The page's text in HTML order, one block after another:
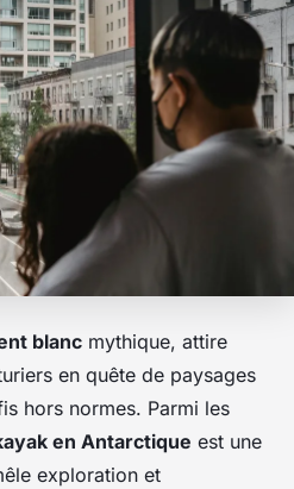
blanc mythique, attire
en quête de paysages
hors normes. Parmi les
en Antarctique est une
exploration et